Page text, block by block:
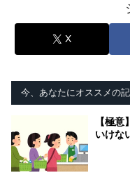
X
今、あなたにオススメの
【極
いけな